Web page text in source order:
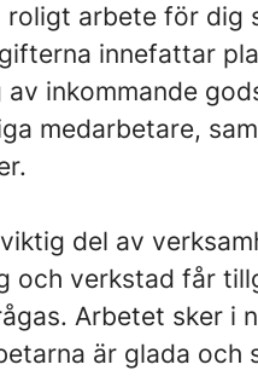
arbete för dig
innefattar
inkommande
medarbetare,
del av
och verkstad får
Arbetet sker i
är glada och